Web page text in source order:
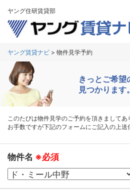
ヤング住研賃貸部
ヤング賃貸ナビ > 物件見学予約
きっとご希望
見つかります。
このたびは物件見学のご予約を頂きましてあ
お手数ですが下記のフォームにご記入の上送
物件名 ※必須